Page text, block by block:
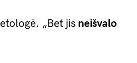
„Bet jis neišvalo